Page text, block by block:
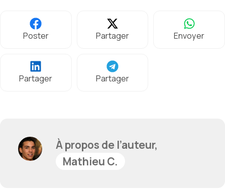
Poster Partager Envoyer
Partager Partager
À propos de l’auteur,
Mathieu C.